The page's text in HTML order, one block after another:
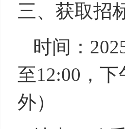
三、获取
时间：
至12:00，
外）